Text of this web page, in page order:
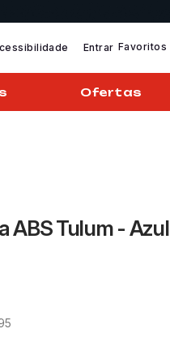
Entrar Favoritos
Ofertas
ABS Tulum - Azul